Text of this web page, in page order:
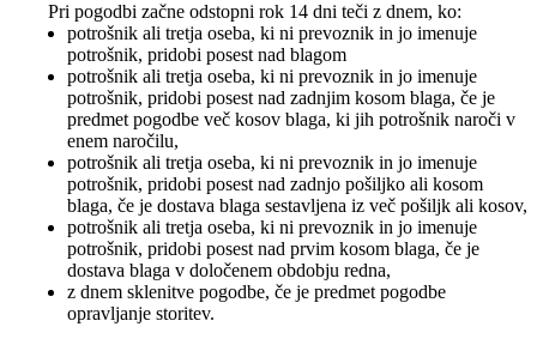
Pri pogodbi začne odstopni rok 14 dni teči z dnem, ko:
potrošnik ali tretja oseba, ki ni prevoznik in jo imenuje
potrošnik, pridobi posest nad blagom
potrošnik ali tretja oseba, ki ni prevoznik in jo imenuje
potrošnik, pridobi posest nad zadnjim kosom blaga, če je
predmet pogodbe več kosov blaga, ki jih potrošnik naroči v
enem naročilu,
potrošnik ali tretja oseba, ki ni prevoznik in jo imenuje
potrošnik, pridobi posest nad zadnjo pošiljko ali kosom
blaga, če je dostava blaga sestavljena iz več pošiljk ali kosov,
potrošnik ali tretja oseba, ki ni prevoznik in jo imenuje
potrošnik, pridobi posest nad prvim kosom blaga, če je
dostava blaga v določenem obdobju redna,
z dnem sklenitve pogodbe, če je predmet pogodbe
opravljanje storitev.